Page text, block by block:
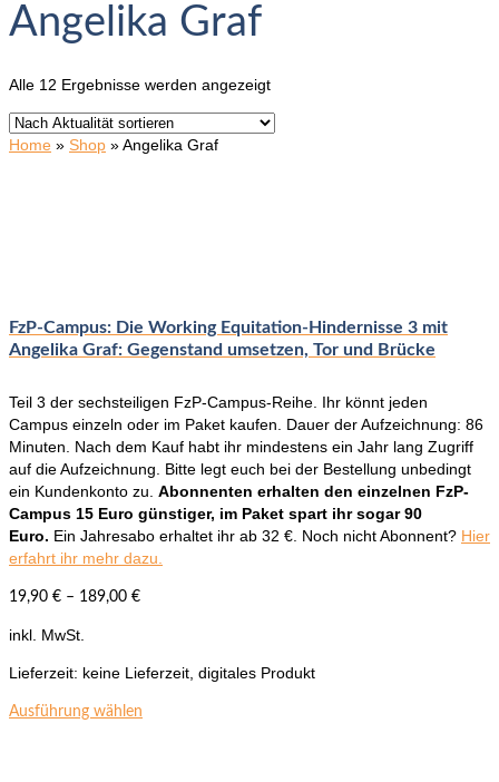
Angelika Graf
Alle 12 Ergebnisse werden angezeigtNach
sortiert
Home » Shop »Angelika Graf
FzP-Campus: Die Working Equitation-Hindernisse 3 mit
Angelika Graf: Gegenstand umsetzen, Tor und Brücke
Teil 3 der sechsteiligen FzP-Campus-Reihe. Ihr könnt jeden
Campus einzeln oder im Paket kaufen. Dauer der Aufzeichnung: 86
Minuten. Nach dem Kauf habt ihr mindestens ein Jahr lang Zugriff
auf die Aufzeichnung. Bitte legt euch bei der Bestellung unbedingt
ein Kundenkonto zu. Abonnenten erhalten den einzelnen FzP-
Campus 15 Euro günstiger, im Paket spart ihr sogar 90
Euro. Ein Jahresabo erhaltet ihr ab 32 €. Noch nicht Abonnent? Hier
erfahrt ihr mehr dazu.
19,90 € – 189,00 €
inkl. MwSt.
Lieferzeit: keine Lieferzeit, digitales Produkt
Ausführung wählen